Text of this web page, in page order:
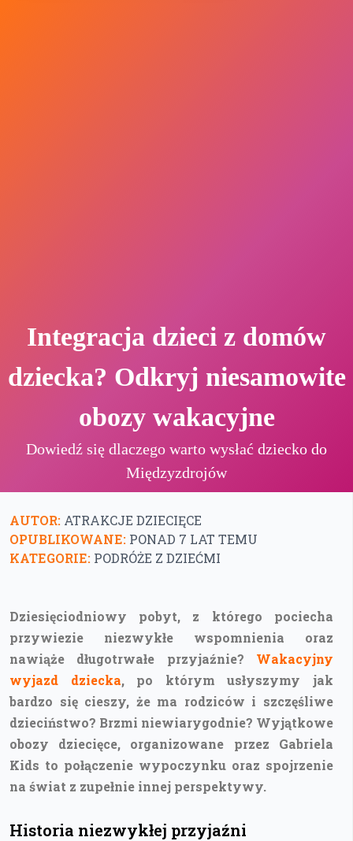
Integracja dzieci z domów
dziecka? Odkryj niesamowite
obozy wakacyjne
Dowiedź się dlaczego warto wysłać dziecko do
Międzyzdrojów
AUTOR: ATRAKCJE DZIECIĘCE
OPUBLIKOWANE: PONAD 7 LAT TEMU
KATEGORIE: PODRÓŻE Z DZIEĆMI
Dziesięciodniowy pobyt, z którego pociecha
przywiezie niezwykłe wspomnienia oraz
nawiąże długotrwałe przyjaźnie? Wakacyjny
wyjazd dziecka, po którym usłyszymy jak
bardzo się cieszy, że ma rodziców i szczęśliwe
dzieciństwo? Brzmi niewiarygodnie? Wyjątkowe
obozy dziecięce, organizowane przez Gabriela
Kids to połączenie wypoczynku oraz spojrzenie
na świat z zupełnie innej perspektywy.
Historia niezwykłej przyjaźni